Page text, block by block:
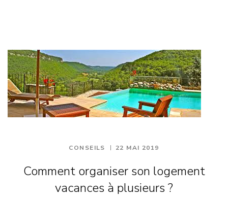
CONSEILS 22 MAI 2019
Comment organiser son logement
vacances à plusieurs ?